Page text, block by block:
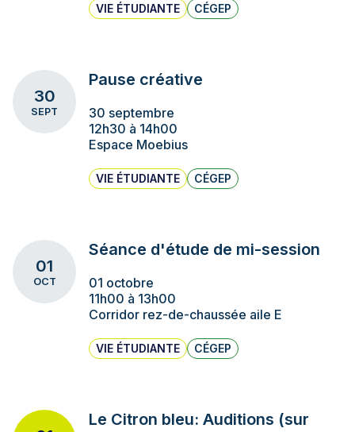
VIE ÉTUDIANTE CÉGEP
30
SEPT
Pause créative
30 septembre
12h30 à 14h00
Espace Moebius
VIE ÉTUDIANTE CÉGEP
01
OCT
Séance d'étude de mi-session
01 octobre
11h00 à 13h00
Corridor rez-de-chaussée aile E
VIE ÉTUDIANTE CÉGEP
Le Citron bleu: Auditions (sur